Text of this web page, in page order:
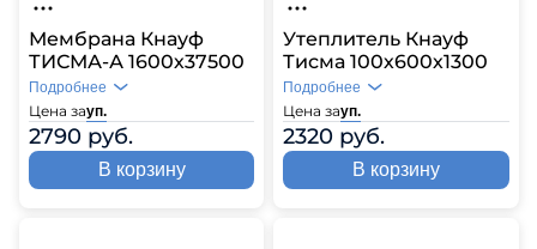
Мембрана Кнауф
ТИСМА-А 1600х37500
Цена зауп.
2790 руб.
Подробнее
В корзину
Утеплитель Кнауф
Тисма 100х600х1300
Цена зауп.
2320 руб.
Подробнее
В корзину